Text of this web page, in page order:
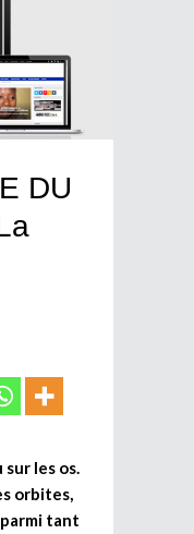
DU
les os.
orbites,
tant